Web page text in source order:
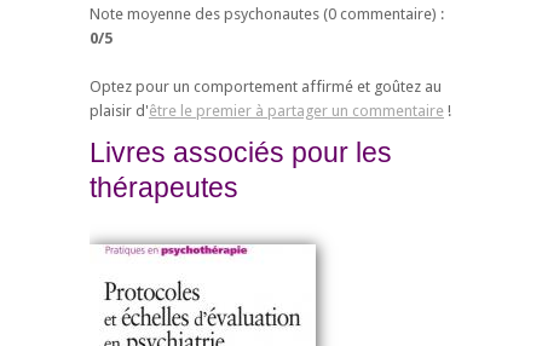
Note moyenne des psychonautes (0 commentaire) :
0/5
Optez pour un comportement affirmé et goûtez au
plaisir d'être le premier à partager un commentaire !
Livres associés pour les
thérapeutes